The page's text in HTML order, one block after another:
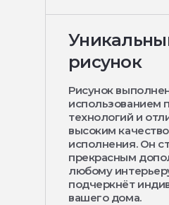
рисунок
Рисунок
использованием
технологий и
высоким
исполнения. Он
прекрасным
любому
подчеркнёт
вашего дома.